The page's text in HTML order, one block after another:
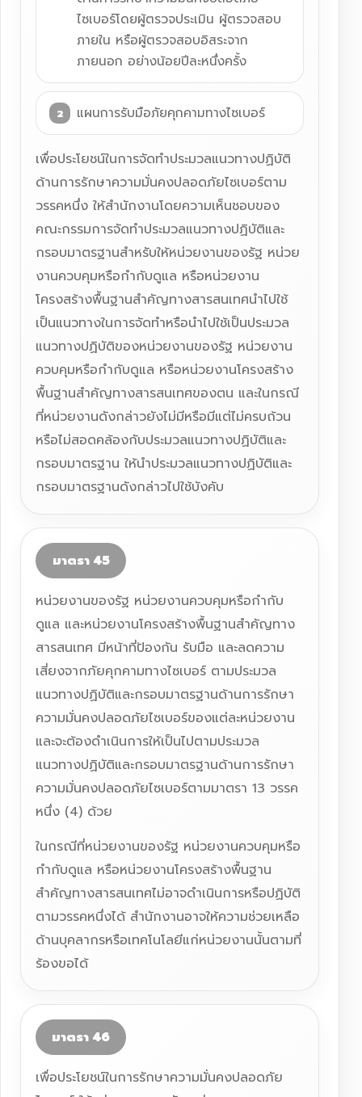
ไซเบอร์โดยผู้ตรวจประเมิน ผู้ตรวจสอบ
ภายใน หรือผู้ตรวจสอบอิสระจาก
ภายนอก อย่างน้อยปีละหนึ่งครั้ง
แผนการรับมือภัยคุกคามทางไซเบอร์
เพื่อประโยชน์ในการจัดทำประมวลแนวทางปฏิบัติ
ด้านการรักษาความมั่นคงปลอดภัยไซเบอร์ตาม
วรรคหนึ่ง ให้สำนักงานโดยความเห็นชอบของ
คณะกรรมการจัดทำประมวลแนวทางปฏิบัติและ
กรอบมาตรฐานสำหรับให้หน่วยงานของรัฐ หน่วย
งานควบคุมหรือกำกับดูแล หรือหน่วยงาน
โครงสร้างพื้นฐานสำคัญทางสารสนเทศนำไปใช้
เป็นแนวทางในการจัดทำหรือนำไปใช้เป็นประมวล
แนวทางปฏิบัติของหน่วยงานของรัฐ หน่วยงาน
ควบคุมหรือกำกับดูแล หรือหน่วยงานโครงสร้าง
พื้นฐานสำคัญทางสารสนเทศของตน และในกรณี
ที่หน่วยงานดังกล่าวยังไม่มีหรือมีแต่ไม่ครบถ้วน
หรือไม่สอดคล้องกับประมวลแนวทางปฏิบัติและ
กรอบมาตรฐาน ให้นำประมวลแนวทางปฏิบัติและ
กรอบมาตรฐานดังกล่าวไปใช้บังคับ
มาตรา 45
หน่วยงานของรัฐ หน่วยงานควบคุมหรือกำกับ
ดูแล และหน่วยงานโครงสร้างพื้นฐานสำคัญทาง
สารสนเทศ มีหน้าที่ป้องกัน รับมือ และลดความ
เสี่ยงจากภัยคุกคามทางไซเบอร์ ตามประมวล
แนวทางปฏิบัติและกรอบมาตรฐานด้านการรักษา
ความมั่นคงปลอดภัยไซเบอร์ของแต่ละหน่วยงาน
และจะต้องดำเนินการให้เป็นไปตามประมวล
แนวทางปฏิบัติและกรอบมาตรฐานด้านการรักษา
ความมั่นคงปลอดภัยไซเบอร์ตามมาตรา 13 วรรค
หนึ่ง (4) ด้วย
ในกรณีที่หน่วยงานของรัฐ หน่วยงานควบคุมหรือ
กำกับดูแล หรือหน่วยงานโครงสร้างพื้นฐาน
สำคัญทางสารสนเทศไม่อาจดำเนินการหรือปฏิบัติ
ตามวรรคหนึ่งได้ สำนักงานอาจให้ความช่วยเหลือ
ด้านบุคลากรหรือเทคโนโลยีแก่หน่วยงานนั้นตามที่
ร้องขอได้
มาตรา 46
เพื่อประโยชน์ในการรักษาความมั่นคงปลอดภัย